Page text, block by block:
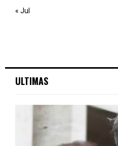
« Jul
ULTIMAS